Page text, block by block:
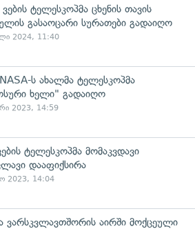
ტელესკოპმა ცხენის თავის
გასაოცარი სურათები გადაიღო
2024, 11:40
ს ახალმა ტელესკოპმა
ხელი" გადაიღო
2023, 14:59
ტელესკოპმა მომაკვდავი
დააფიქსირა
2023, 14:04
ვარსკვლავთშორის აირში მოქცეული